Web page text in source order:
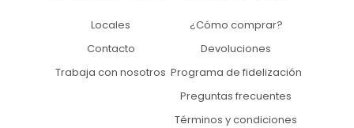
¿Cómo comprar?
Devoluciones
Programa de fidelización
Preguntas frecuentes
Términos y condiciones
Locales
Contacto
Trabaja con nosotros